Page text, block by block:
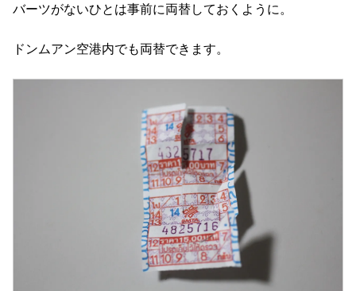
バーツがないひとは事前に両替しておくように。
ドンムアン空港内でも両替できます。